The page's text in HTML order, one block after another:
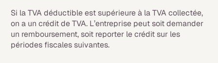
Si la TVA déductible est supérieure à la TVA collectée,
on a un crédit de TVA. L’entreprise peut soit demander
un remboursement, soit reporter le crédit sur les
périodes fiscales suivantes.